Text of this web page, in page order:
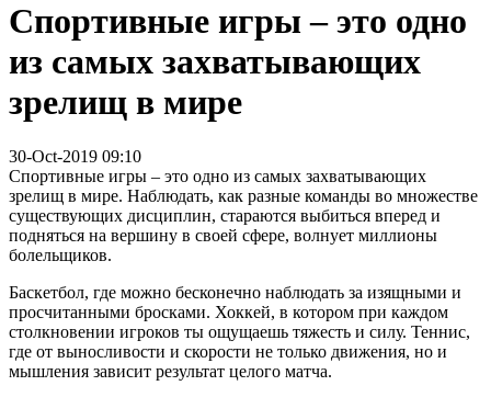
Спортивные игры – это одно
из самых захватывающих
зрелищ в мире
30-Oct-2019 09:10
Спортивные игры – это одно из самых захватывающих
зрелищ в мире. Наблюдать, как разные команды во множестве
существующих дисциплин, стараются выбиться вперед и
подняться на вершину в своей сфере, волнует миллионы
болельщиков.
Баскетбол, где можно бесконечно наблюдать за изящными и
просчитанными бросками. Хоккей, в котором при каждом
столкновении игроков ты ощущаешь тяжесть и силу. Теннис,
где от выносливости и скорости не только движения, но и
мышления зависит результат целого матча.